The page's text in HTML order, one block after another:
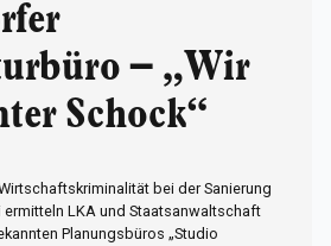
– „Wir
Schock“
bei der Sanierung
ermitteln LKA und Staatsanwaltschaft
Planungsbüros „Studio